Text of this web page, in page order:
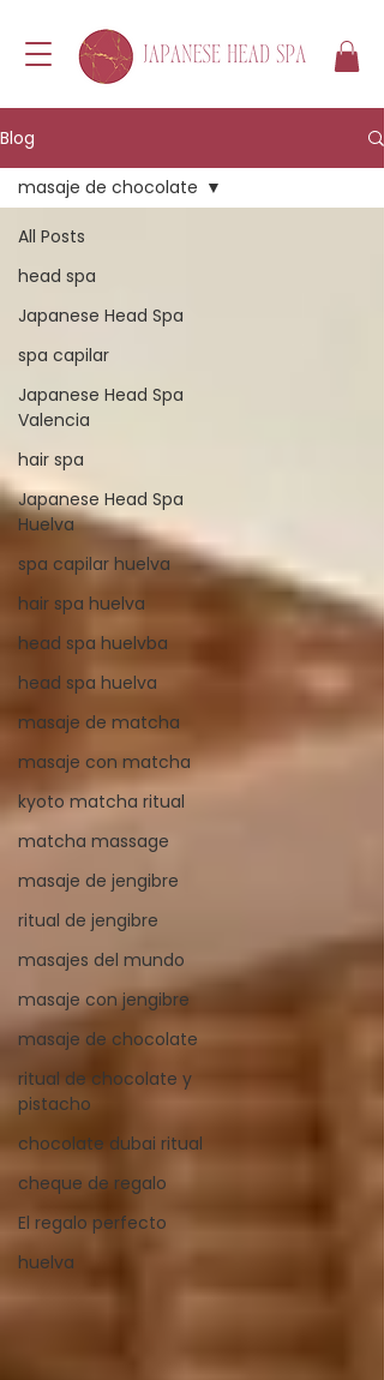
Blog
All Posts
head spa
Japanese Head Spa
spa capilar
Japanese Head Spa
Valencia
hair spa
Japanese Head Spa
Huelva
spa capilar huelva
hair spa huelva
head spa huelvba
head spa huelva
masaje de matcha
masaje con matcha
kyoto matcha ritual
matcha massage
masaje de jengibre
ritual de jengibre
masajes del mundo
masaje con jengibre
masaje de chocolate
ritual de chocolate y
pistacho
chocolate dubai ritual
cheque de regalo
El regalo perfecto
huelva
masaje de chocolate